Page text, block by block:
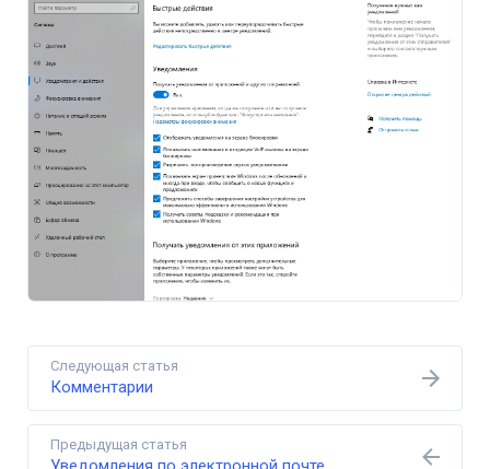
Предыдущая статья
Следующая статья
Комментарии